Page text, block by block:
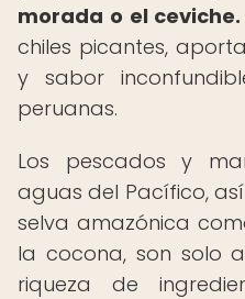
morada o el ceviche.
chiles picantes,
y sabor
peruanas.
Los pescados y
aguas del Pacífico,
selva amazónica
la cocona, son solo
riqueza de